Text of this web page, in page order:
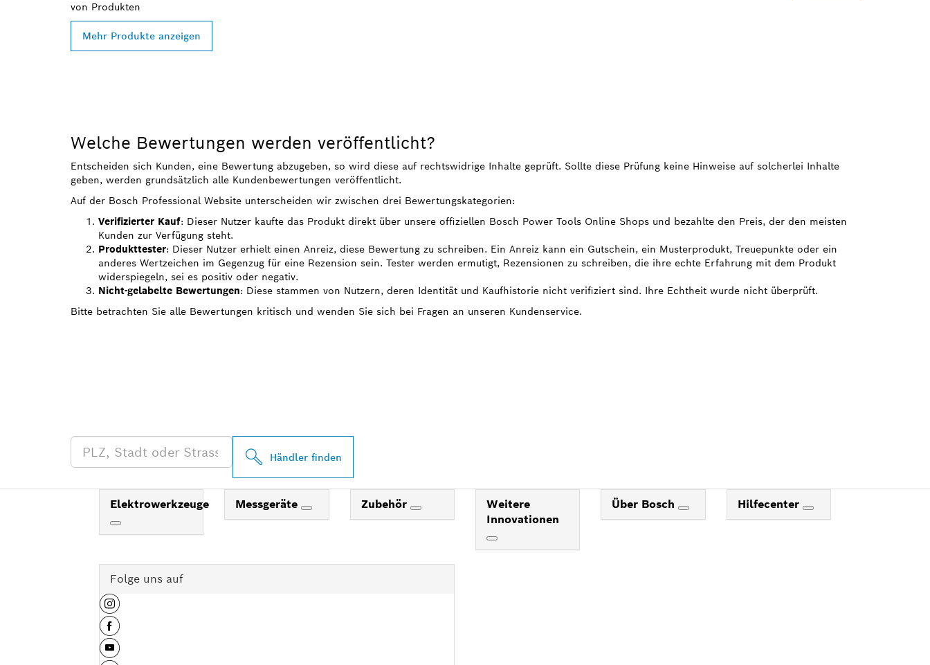
von Produkten
Mehr Produkte anzeigen
Welche Bewertungen werden veröffentlicht?
Entscheiden sich Kunden, eine Bewertung abzugeben, so wird diese auf rechtswidrige Inhalte geprüft. Sollte diese Prüfung keine Hinweise auf solcherlei Inhalte
geben, werden grundsätzlich alle Kundenbewertungen veröffentlicht.
Auf der Bosch Professional Website unterscheiden wir zwischen drei Bewertungskategorien:
Verifizierter Kauf: Dieser Nutzer kaufte das Produkt direkt über unsere offiziellen Bosch Power Tools Online Shops und bezahlte den Preis, der den meisten
Kunden zur Verfügung steht.
Produkttester: Dieser Nutzer erhielt einen Anreiz, diese Bewertung zu schreiben. Ein Anreiz kann ein Gutschein, ein Musterprodukt, Treuepunkte oder ein
anderes Wertzeichen im Gegenzug für eine Rezension sein. Tester werden ermutigt, Rezensionen zu schreiben, die ihre echte Erfahrung mit dem Produkt
widerspiegeln, sei es positiv oder negativ.
Nicht-gelabelte Bewertungen: Diese stammen von Nutzern, deren Identität und Kaufhistorie nicht verifiziert sind. Ihre Echtheit wurde nicht überprüft.
Bitte betrachten Sie alle Bewertungen kritisch und wenden Sie sich bei Fragen an unseren Kundenservice.
Händler finden
Elektrowerkzeuge Messgeräte Zubehör
Weitere
Innovationen
Über Bosch Hilfecenter
Folge uns auf